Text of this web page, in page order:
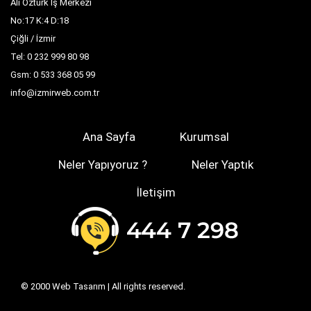
Ali Öztürk İş Merkezi
No:17 K:4 D:18
Çiğli / İzmir
Tel: 0 232 999 80 98
Gsm: 0 533 368 05 99
info@izmirweb.com.tr
Ana Sayfa
Kurumsal
Neler Yapıyoruz ?
Neler Yaptık
İletişim
© 2000 Web Tasarım | All rights reserved.